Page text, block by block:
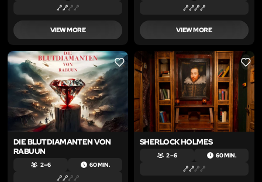
VIEW MORE VIEW MORE
LIKE
DIE BLUTDIAMANTEN VON
RABUUN
2 – 6 60 MIN.
LIKE
SHERLOCK HOLMES
2 – 6 60 MIN.